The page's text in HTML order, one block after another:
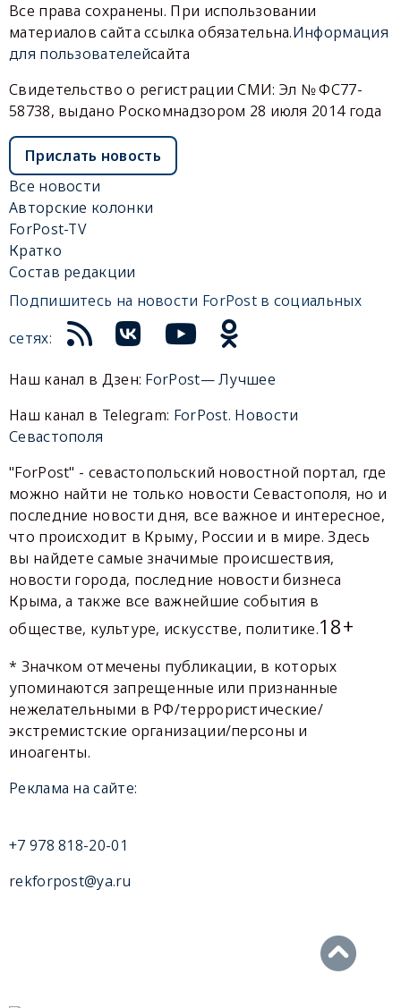
Все права сохранены. При использовании
материалов сайта ссылка обязательна.Информация
для пользователейсайта
Свидетельство о регистрации СМИ: Эл № ФС77-
58738, выдано Роскомнадзором 28 июля 2014 года
Прислать новость
Все новости
Авторские колонки
ForPost-TV
Кратко
Состав редакции
Подпишитесь на новости ForPost в социальных
сетях:
Наш канал в Дзен: ForPost— Лучшее
Наш канал в Telegram: ForPost. Новости
Севастополя
"ForPost" - севастопольский новостной портал, где
можно найти не только новости Севастополя, но и
последние новости дня, все важное и интересное,
что происходит в Крыму, России и в мире. Здесь
вы найдете самые значимые происшествия,
новости города, последние новости бизнеса
Крыма, а также все важнейшие события в
обществе, культуре, искусстве, политике.18+
* Значком отмечены публикации, в которых
упоминаются запрещенные или признанные
нежелательными в РФ/террористические/
экстремистские организации/персоны и
иноагенты.
Реклама на сайте:
+7 978 818-20-01
rekforpost@ya.ru